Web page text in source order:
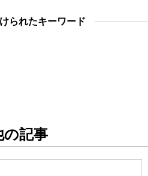
られたキーワード
記事